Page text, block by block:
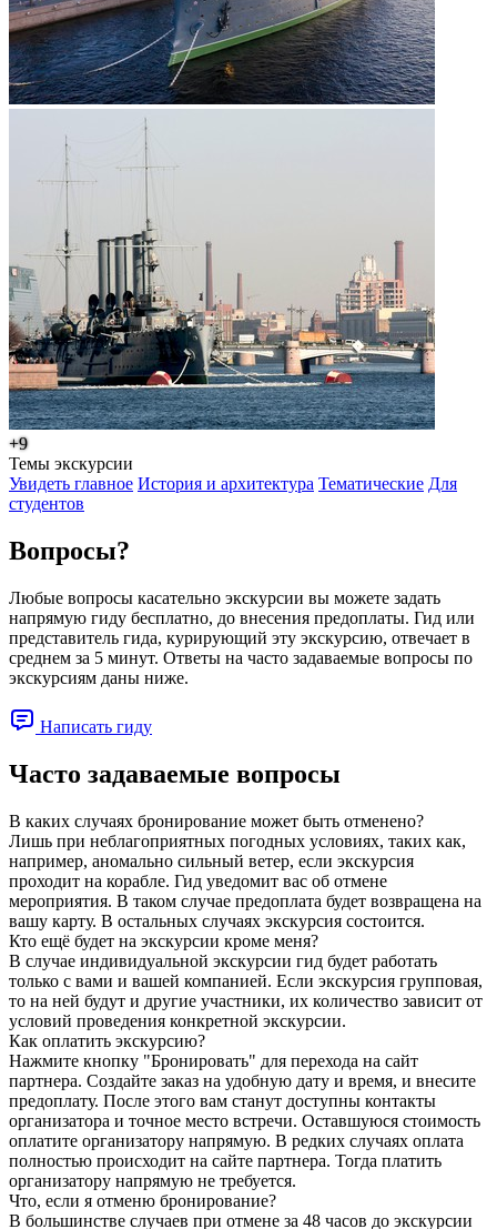
+9
Темы экскурсии
Увидеть главное История и архитектура Тематические Для
студентов
Вопросы?
Любые вопросы касательно экскурсии вы можете задать
напрямую гиду бесплатно, до внесения предоплаты. Гид или
представитель гида, курирующий эту экскурсию, отвечает в
среднем за 5 минут. Ответы на часто задаваемые вопросы по
экскурсиям даны ниже.
Написать гиду
Часто задаваемые вопросы
В каких случаях бронирование может быть отменено?
Лишь при неблагоприятных погодных условиях, таких как,
например, аномально сильный ветер, если экскурсия
проходит на корабле. Гид уведомит вас об отмене
мероприятия. В таком случае предоплата будет возвращена на
вашу карту. В остальных случаях экскурсия состоится.
Кто ещё будет на экскурсии кроме меня?
В случае индивидуальной экскурсии гид будет работать
только с вами и вашей компанией. Если экскурсия групповая,
то на ней будут и другие участники, их количество зависит от
условий проведения конкретной экскурсии.
Как оплатить экскурсию?
Нажмите кнопку "Бронировать" для перехода на сайт
партнера. Создайте заказ на удобную дату и время, и внесите
предоплату. После этого вам станут доступны контакты
организатора и точное место встречи. Оставшуюся стоимость
оплатите организатору напрямую. В редких случаях оплата
полностью происходит на сайте партнера. Тогда платить
организатору напрямую не требуется.
Что, если я отменю бронирование?
В большинстве случаев при отмене за 48 часов до экскурсии